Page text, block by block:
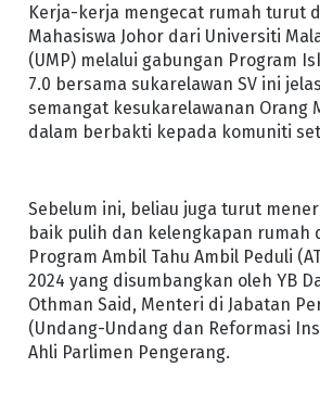
Kerja-kerja mengecat rumah turut
Mahasiswa Johor dari Universiti
(UMP) melalui gabungan Program
7.0 bersama sukarelawan SV ini
semangat kesukarelawanan Orang
dalam berbakti kepada komuniti
Sebelum ini, beliau juga turut
baik pulih dan kelengkapan rumah
Program Ambil Tahu Ambil Peduli
2024 yang disumbangkan oleh YB
Othman Said, Menteri di Jabatan
(Undang-Undang dan Reformasi
Ahli Parlimen Pengerang.